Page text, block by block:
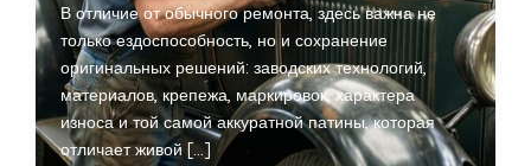
В отличие от обычного ремонта, здесь важна не
только ездоспособность, но и сохранение
оригинальных решений: заводских технологий,
материалов, крепежа, маркировок, характера
износа и той самой аккуратной патины, которая
отличает живой […]